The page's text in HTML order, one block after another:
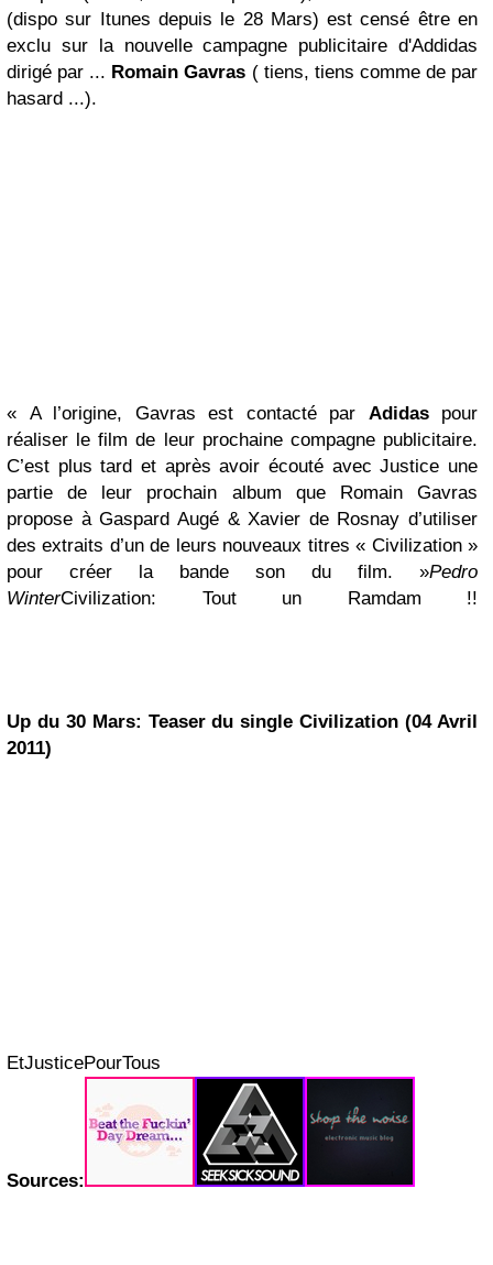
(dispo sur Itunes depuis le 28 Mars) est censé être en
exclu sur la nouvelle campagne publicitaire d'Addidas
dirigé par ... Romain Gavras ( tiens, tiens comme de par
hasard ...).
« A l’origine, Gavras est contacté par Adidaspour
réaliser le film de leur prochaine compagne publicitaire.
C’est plus tard et après avoir écouté avec Justice une
partie de leur prochain album que Romain Gavras
propose à Gaspard Augé & Xavier de Rosnay d’utiliser
des extraits d’un de leurs nouveaux titres « Civilization »
pour créer la bande son du film. »Pedro
WinterCivilization: Tout un Ramdam !!
Up du 30 Mars: Teaser du single Civilization (04 Avril
2011)
EtJusticePourTous
Sources: